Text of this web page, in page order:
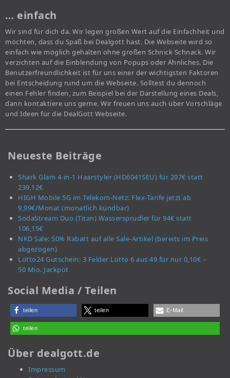
… einfach
Wir sind für dich da. Wir legen großen Wert auf die Einfachheit und
möchten, dass du Spaß bei Dealgott hast. Die Webseite wird so
einfach wie möglich gehalten ohne großen Schnick Schnack. Wir
verzichten auf die Einblendung von Popups oder Ähnliches. Die
Benutzerfreundlichkeit ist für uns einer der wichtigsten Faktoren
bei Entscheidung rund um die Webseite. Solltest du dennoch
einen Fehler finden, zum Beispiel bei der Darstellung eines Deals,
dann kontaktiere uns gerne. Wir freuen uns auch über Vorschläge
und Ideen für die DealGott Webseite.
Neueste Beiträge
Shark Glam 4-in-1 Haarstyler (HD6041SEU) für 207€ statt
239,12€
HIGH Mobile 5G im Telekom-Netz: Flex-Tarife jetzt ab
9,99€/Monat (monatlich kündbar)
SodaStream Duo (Titan) Wassersprudler für 94€ statt
106,15€
NKD Sale: 50% Rabatt auf alle Sale-Artikel (bereits im Preis
abgezogen)
Lotto24 Gutschein: 3 Felder Lotto 6 aus 49 für nur 0,10€ –
50 Mio. Jackpot
Social Media / Teilen
teilen teilen E-Mail
teilen
Über dealgott.de
Impressum